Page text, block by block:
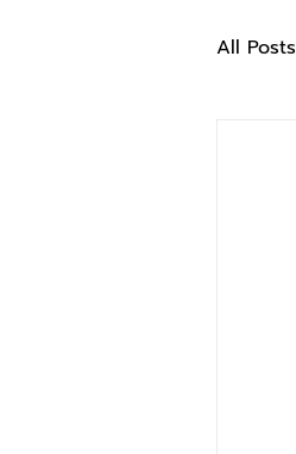
All Posts